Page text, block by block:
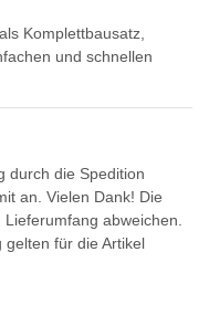
Komplettbausatz,
und schnellen
durch die Spedition
an. Vielen Dank! Die
abweichen.
gelten für die Artikel